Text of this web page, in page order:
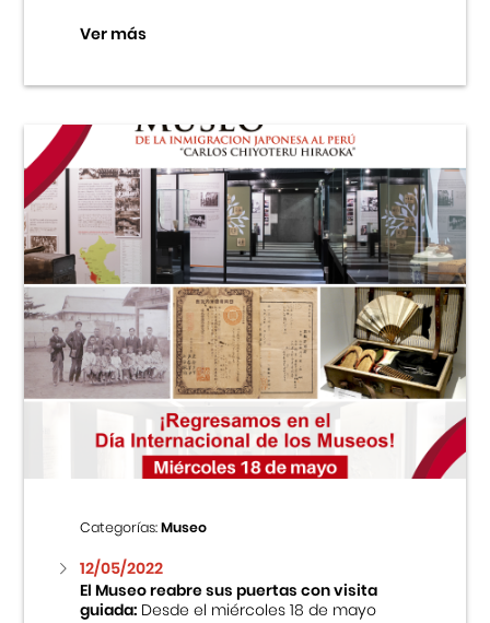
Ver más
Categorías:Museo
12/05/2022
El Museo reabre sus puertas con visita
guiada:Desde el miércoles 18 de mayo